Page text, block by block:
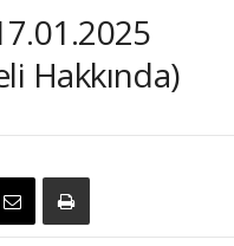
Hakkında)